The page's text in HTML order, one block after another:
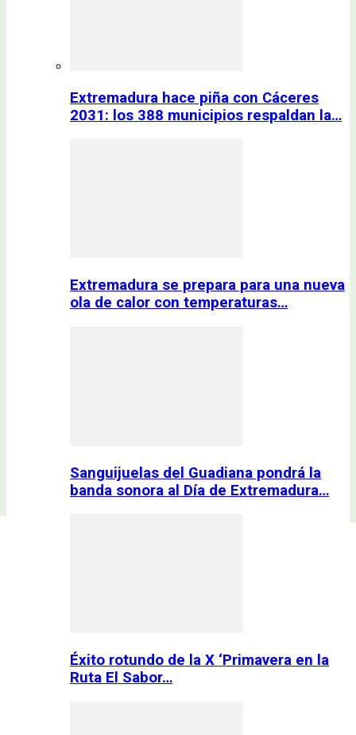
Extremadura hace piña con Cáceres
2031: los 388 municipios respaldan la…
Extremadura se prepara para una nueva
ola de calor con temperaturas…
Sanguijuelas del Guadiana pondrá la
banda sonora al Día de Extremadura…
Éxito rotundo de la X ‘Primavera en la
Ruta El Sabor…